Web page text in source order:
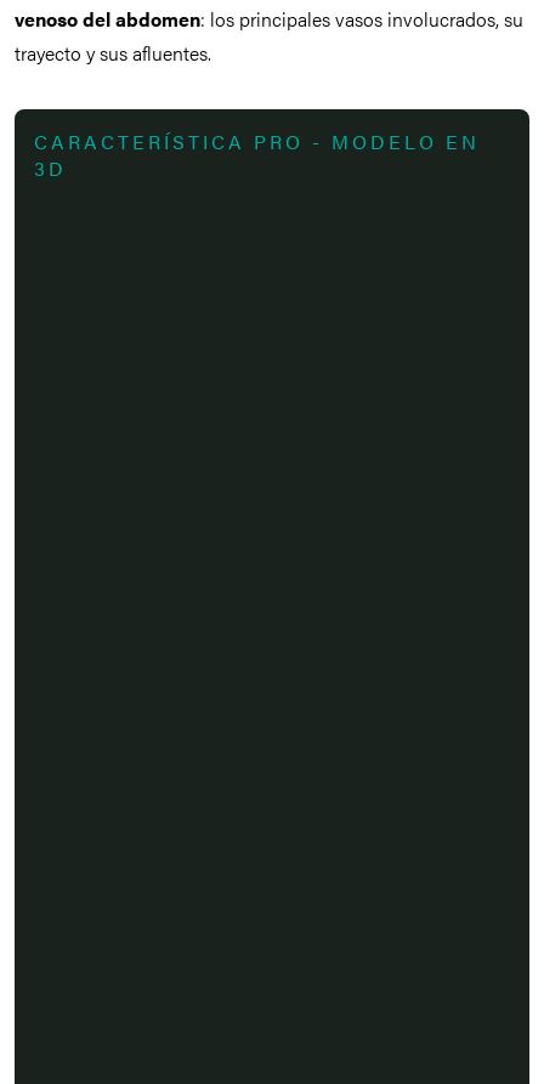
venoso del abdomen: los principales vasos involucrados, su
trayecto y sus afluentes.
CARACTERÍSTICA PRO - MODELO EN
3D